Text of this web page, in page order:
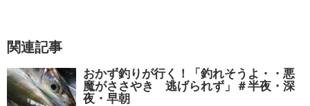
関連記事
おかず釣りが行く！「釣れそうよ・・悪
魔がささやき 逃げられず」＃半夜・深
夜・早朝